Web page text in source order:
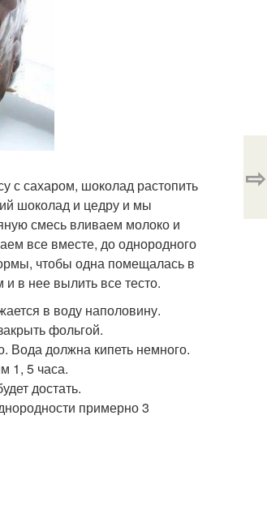
с сахаром, шоколад растопить
шоколад и цедру и мы
смесь вливаем молоко и
все вместе, до однородного
чтобы одна помещалась в
в нее вылить все тесто.
в воду наполовину.
фольгой.
Вода должна кипеть немного.
1, 5 часа.
достать.
примерно 3
⇨